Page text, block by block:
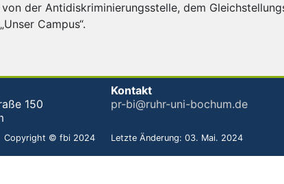
der Antidiskriminierungsstelle, dem
Campus“.
150
Kontakt
pr-bi@ruhr-uni-bochum.de
Copyright © fbi 2024 Letzte Änderung: 03. Mai. 2024